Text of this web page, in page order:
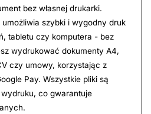
bez własnej drukarki.
umożliwia szybki i wygodny druk
tabletu czy komputera - bez
wydrukować dokumenty A4,
czy umowy, korzystając z
Pay. Wszystkie pliki są
co gwarantuje